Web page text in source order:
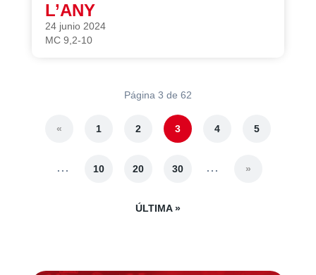
L’ANY
24 junio 2024
MC 9,2-10
Página 3 de 62
« 1 2 3 4 5
... 10 20 30 ... »
ÚLTIMA »